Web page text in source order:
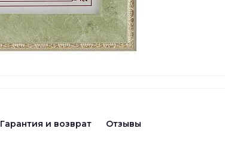
Гарантия и возврат Отзывы